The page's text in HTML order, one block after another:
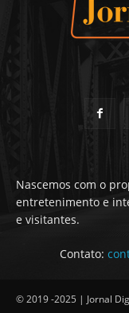
Nascemos com o
entretenimento e
e visitantes.
Contato:
© 2019 -2025 | Jornal